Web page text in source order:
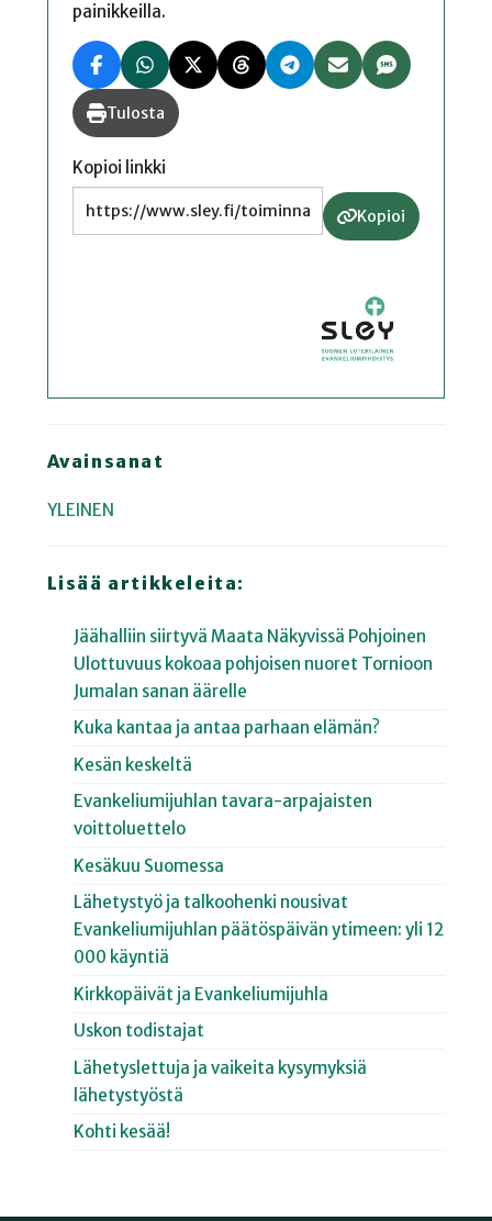
painikkeilla.
Tulosta
Kopioi linkki
Kopioi
Avainsanat
YLEINEN
Lisää artikkeleita:
Jäähalliin siirtyvä Maata Näkyvissä Pohjoinen
Ulottuvuus kokoaa pohjoisen nuoret Tornioon
Jumalan sanan äärelle
Kuka kantaa ja antaa parhaan elämän?
Kesän keskeltä
Evankeliumijuhlan tavara-arpajaisten
voittoluettelo
Kesäkuu Suomessa
Lähetystyö ja talkoohenki nousivat
Evankeliumijuhlan päätöspäivän ytimeen: yli 12
000 käyntiä
Kirkkopäivät ja Evankeliumijuhla
Uskon todistajat
Lähetyslettuja ja vaikeita kysymyksiä
lähetystyöstä
Kohti kesää!